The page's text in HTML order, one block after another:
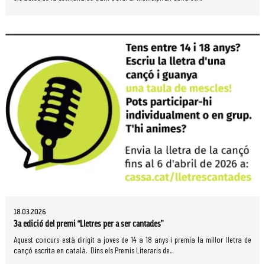
18.03.2026
3a edició del premi “Lletres per a ser cantades”
Aquest concurs està dirigit a joves de 14 a 18 anys i premia la millor lletra de
cançó escrita en català. Dins els Premis Literaris de...